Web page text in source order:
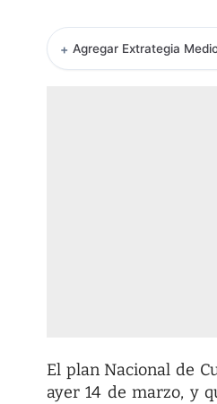
+ Agregar Extrategia
El plan Nacional de
ayer 14 de marzo, y